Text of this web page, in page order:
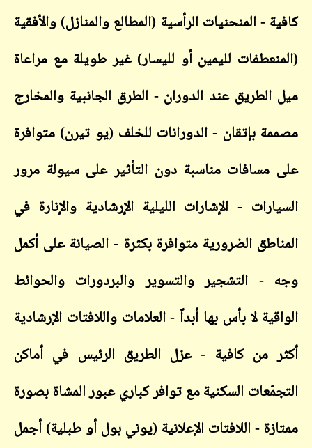
كافية - المنحنيات الرأسية (المطالع والمنازل) والأفقية
(المنعطفات لليمين أو لليسار) غير طويلة مع مراعاة
ميل الطريق عند الدوران - الطرق الجانبية والمخارج
مصممة بإتقان - الدورانات للخلف (يو تيرن) متوافرة
على مسافات مناسبة دون التأثير على سيولة مرور
السيارات - الإشارات الليلية الإرشادية والإنارة في
المناطق الضرورية متوافرة بكثرة - الصيانة على أكمل
وجه - التشجير والتسوير والبردورات والحوائط
الواقية لا بأس بها أبداً - العلامات واللافتات الإرشادية
أكثر من كافية - عزل الطريق الرئيس في أماكن
التجمّعات السكنية مع توافر كباري عبور المشاة بصورة
ممتازة - اللافتات الإعلانية (يوني بول أو طبلية) أجمل